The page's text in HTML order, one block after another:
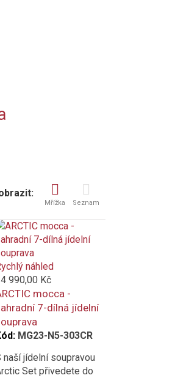
Mřížka Seznam
náhled
990,00 Kč
mocca -
7-dílná jídelní
MG23-N5-303CR
naší jídelní soupravou
Set přivedete do